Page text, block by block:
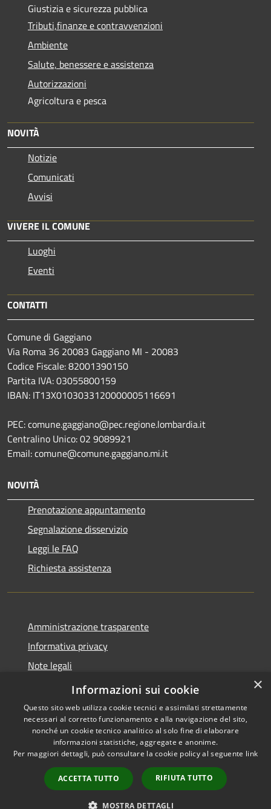
Giustizia e sicurezza pubblica
Tributi,finanze e contravvenzioni
Ambiente
Salute, benessere e assistenza
Autorizzazioni
Agricoltura e pesca
NOVITÀ
Notizie
Comunicati
Avvisi
VIVERE IL COMUNE
Luoghi
Eventi
CONTATTI
Comune di Gaggiano
Via Roma 36 20083 Gaggiano MI - 20083
Codice Fiscale: 82001390150
Partita IVA: 03055800159
IBAN: IT13X0103033120000005116691
PEC: comune.gaggiano@pec.regione.lombardia.it
Centralino Unico: 02 9089921
Email: comune@comune.gaggiano.mi.it
NOVITÀ
Prenotazione appuntamento
Segnalazione disservizio
Leggi le FAQ
Richiesta assistenza
Amministrazione trasparente
Informativa privacy
Note legali
Dichiarazione di accessibilità
Accessibilità
Copyright © 2026 • Comune di
Gaggiano • Powered by
Municipium•
Accesso
redazione
×
Informazioni sui cookie
Questo sito web utilizza cookie tecnici e assimilati strettamente
necessari al corretto funzionamento e alla navigazione del sito,
nonché un cookie tecnico analitico al solo fine di elaborare
informazioni statistiche, aggregate e anonime.
Per maggiori dettagli, può consultare la cookie policy al seguente link
ACCETTA TUTTO RIFIUTA TUTTO
MOSTRA DETTAGLI